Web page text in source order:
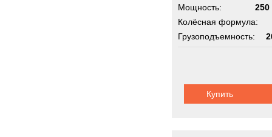
Мощность:
250
Колёсная формула:
Грузоподъемность:
Купить